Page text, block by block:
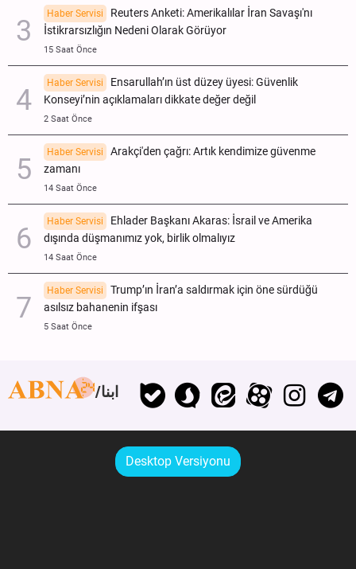
Haber Servisi
Reuters Anketi: Amerikalılar İran Savaşı'nı
İstikrarsızlığın Nedeni Olarak Görüyor
15 Saat Önce
Haber Servisi
Ensarullah’ın üst düzey üyesi: Güvenlik
Konseyi’nin açıklamaları dikkate değer değil
2 Saat Önce
Haber Servisi
Arakçi'den çağrı: Artık kendimize güvenme
zamanı
14 Saat Önce
Haber Servisi
Ehlader Başkanı Akaras: İsrail ve Amerika
dışında düşmanımız yok, birlik olmalıyız
14 Saat Önce
Haber Servisi
Trump’ın İran’a saldırmak için öne sürdüğü
asılsız bahanenin ifşası
5 Saat Önce
ابنا
Desktop Versiyonu